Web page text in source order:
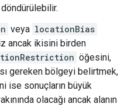
veya locationBias
ancak ikisini birden
öğesini,
gereken bölgeyi belirtmek,
ise sonuçların büyük
olacağı ancak alanın